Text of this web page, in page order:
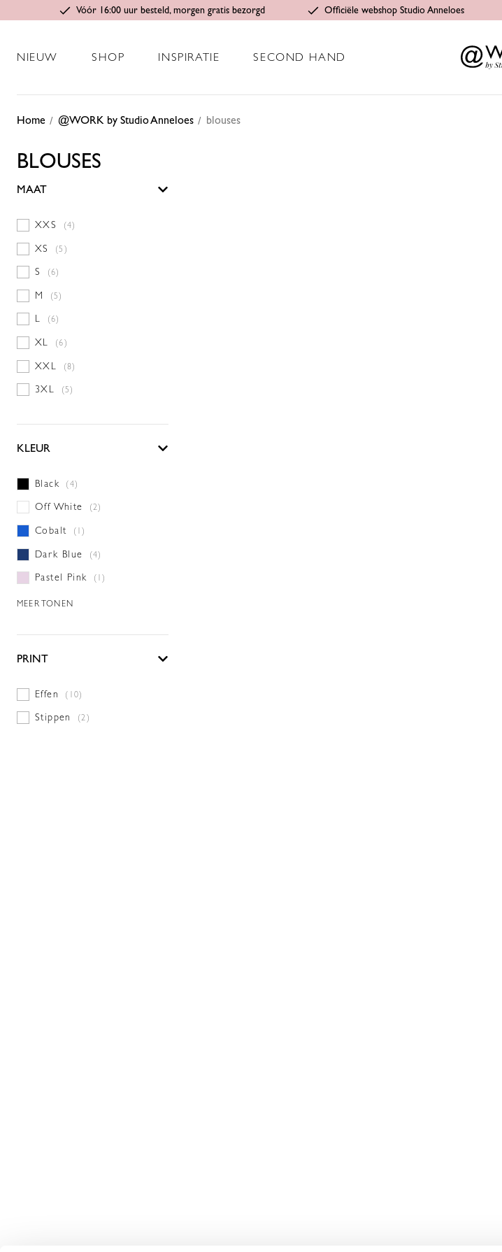
Vóór 16:00 uur besteld, morgen gratis bezorgd Officiële webshop Studio Anneloes
NIEUW SHOP INSPIRATIE SECOND HAND
Home @WORK by Studio Anneloes blouses
BLOUSES
MAAT
XXS (4)
XS (5)
S (6)
M (5)
L (6)
XL (6)
XXL (8)
3XL (5)
KLEUR
Black (4)
Off White (2)
Cobalt (1)
Dark Blue (4)
Pastel Pink (1)
MEER TONEN
PRINT
Effen (10)
Stippen (2)